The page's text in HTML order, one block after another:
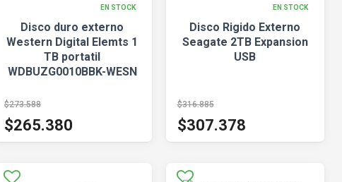
EN STOCK
Disco duro externo
Western Digital Elemts 1
TB portatil
WDBUZG0010BBK-WESN
$273.588
$265.380
EN STOCK
Disco Rigido Externo
Seagate 2TB Expansion
USB
$316.885
$307.378